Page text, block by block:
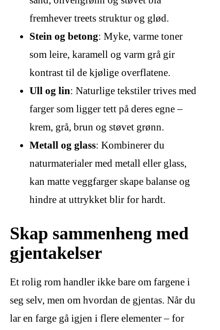
fremhever treets struktur og glød.
Stein og betong: Myke, varme toner
som leire, karamell og varm grå gir
kontrast til de kjølige overflatene.
Ull og lin: Naturlige tekstiler trives med
farger som ligger tett på deres egne –
krem, grå, brun og støvet grønn.
Metall og glass: Kombinerer du
naturmaterialer med metall eller glass,
kan matte veggfarger skape balanse og
hindre at uttrykket blir for hardt.
Skap sammenheng med
gjentakelser
Et rolig rom handler ikke bare om fargene i
seg selv, men om hvordan de gjentas. Når du
lar en farge gå igjen i flere elementer – for